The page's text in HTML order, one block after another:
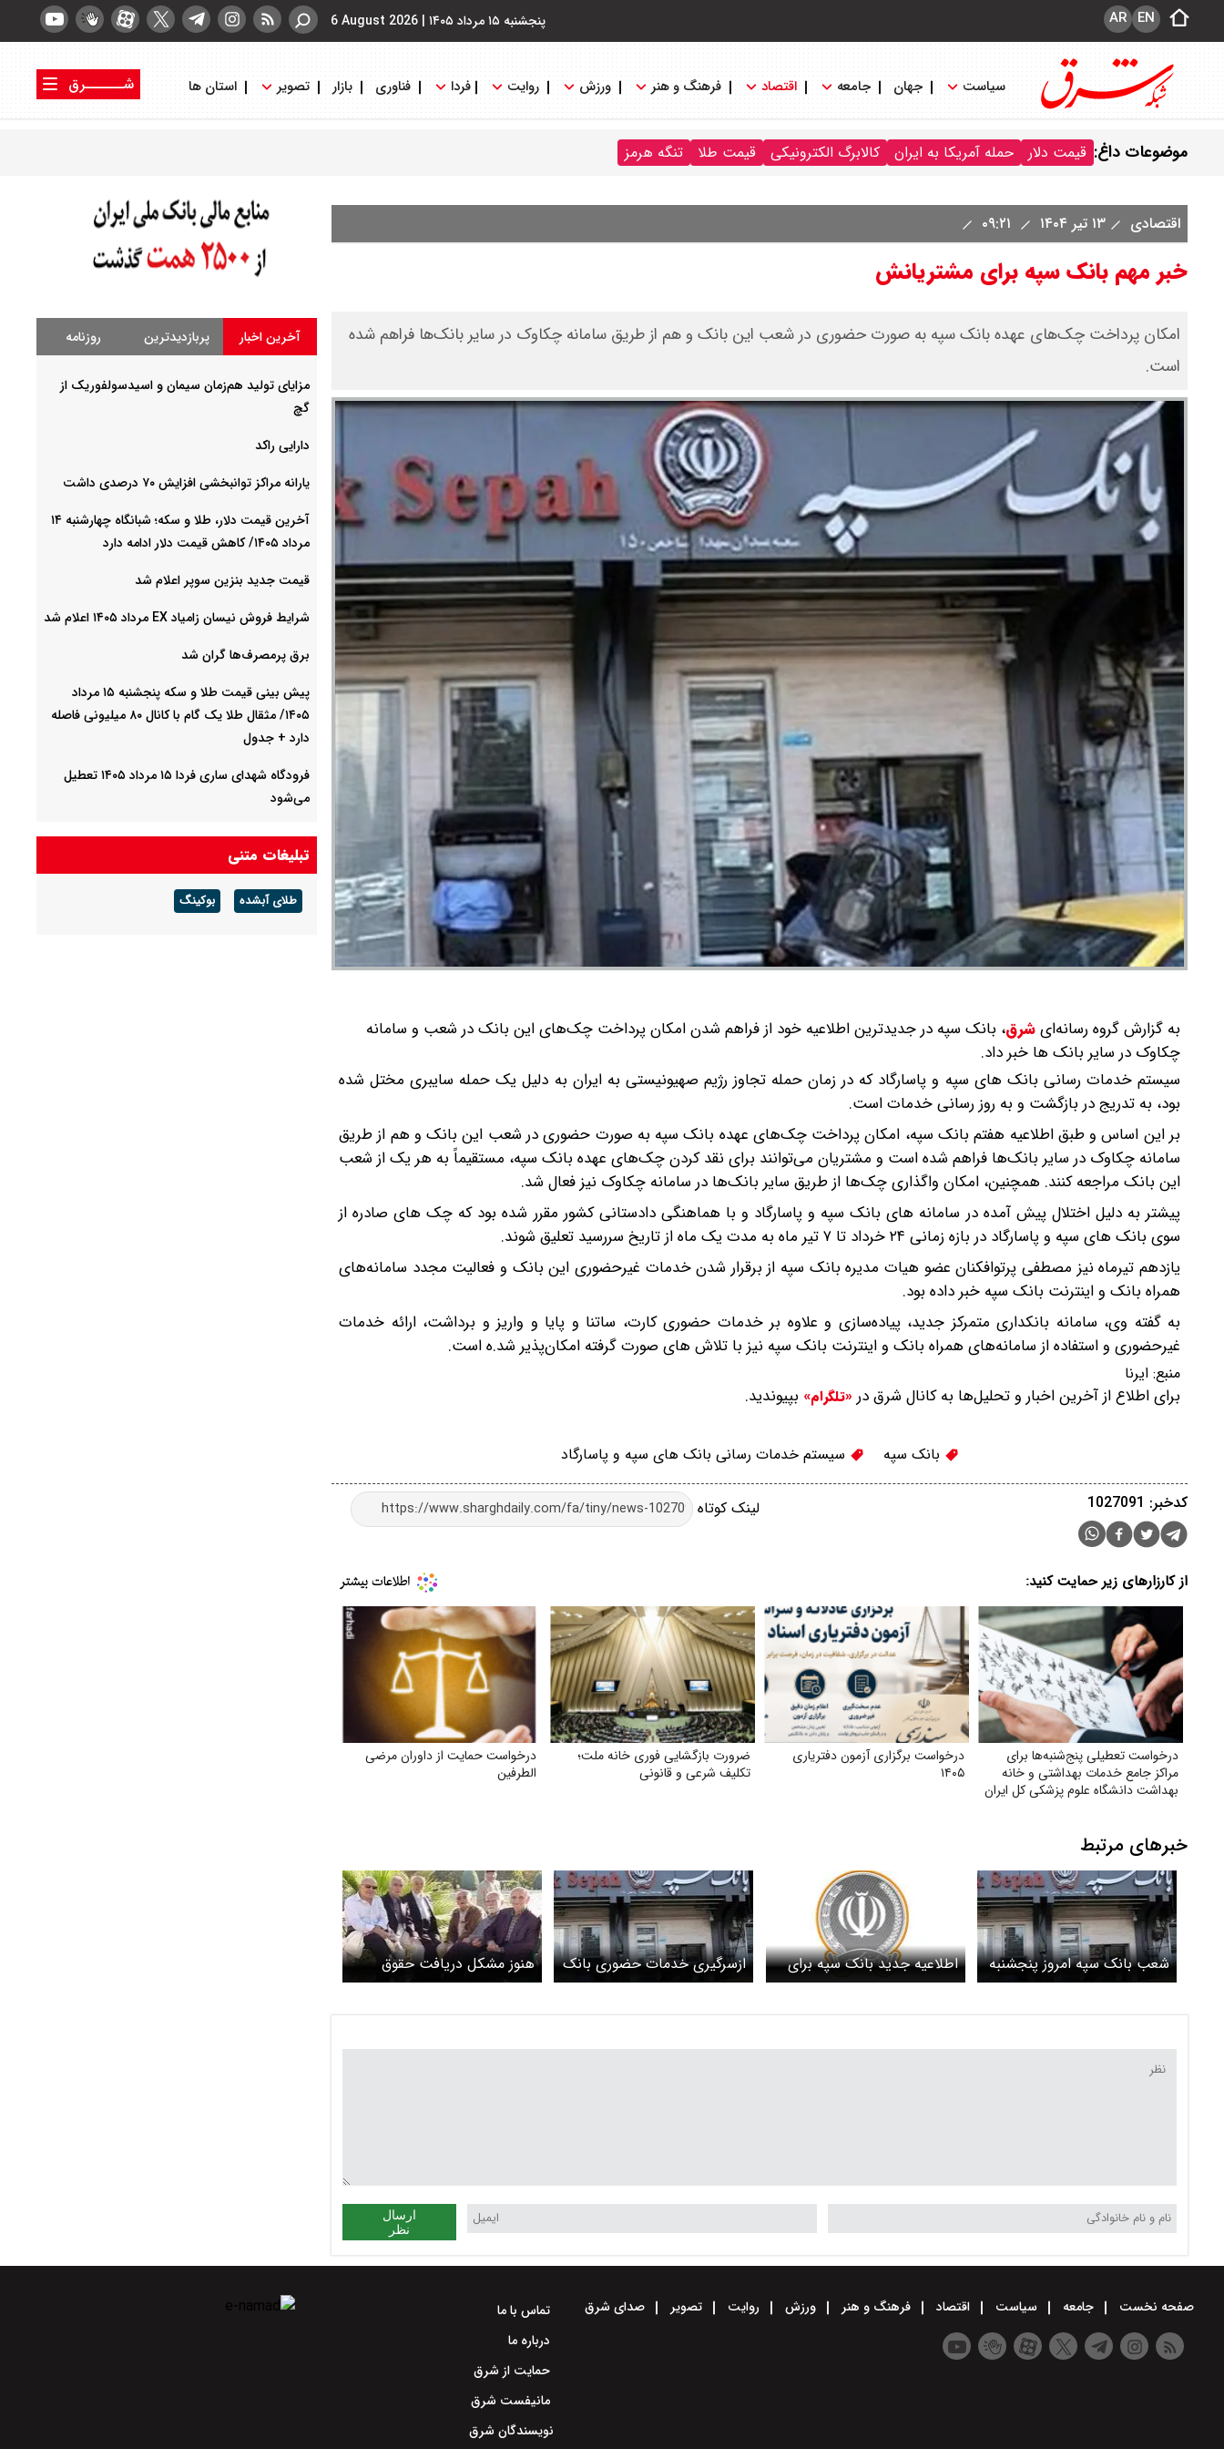
پنجشنبه ۱۵ مرداد ۱۴۰۵ |
6 August 2026 EN
AR
سیاست جهان جامعه اقتصاد فرهنگ و هنر ورزش روایت فردا فناوری بازار تصویر استان ها
شــــــرق
موضوعات داغ: قیمت دلار حمله آمریکا به ایران کالابرگ الکترونیکی قیمت طلا تنگه هرمز
اقتصادی ۱۳ تیر ۱۴۰۴
خبر مهم بانک سپه برای مشتریانش
امکان پرداخت چک‌های عهده بانک سپه به‌ صورت حضوری در شعب این بانک و هم از طریق سامانه چکاوک در سایر بانک‌ها فراهم شده
است.
به گزارش گروه رسانه‌ایشرق، بانک سپه در جدیدترین اطلاعیه خود از فراهم شدن امکان پرداخت چک‌های این بانک در شعب و سامانه
چکاوک در سایر بانک ها خبر داد.
سیستم خدمات رسانی بانک های سپه و پاسارگاد که در زمان حمله تجاوز رژیم صهیونیستی به ایران به دلیل یک حمله سایبری مختل شده
بود، به تدریج در بازگشت و به روز رسانی خدمات است.
بر این اساس و طبق اطلاعیه هفتم بانک سپه، امکان پرداخت چک‌های عهده بانک سپه به‌ صورت حضوری در شعب این بانک و هم از طریق
سامانه چکاوک در سایر بانک‌ها فراهم شده است و مشتریان می‌توانند برای نقد کردن چک‌های عهده بانک سپه، مستقیماً به هر یک از شعب
این بانک مراجعه کنند. همچنین، امکان واگذاری چک‌ها از طریق سایر بانک‌ها در سامانه چکاوک نیز فعال شد.
پیشتر به دلیل اختلال پیش آمده در سامانه های بانک سپه و پاسارگاد و با هماهنگی دادستانی کشور مقرر شده بود که چک های صادره از
سوی بانک های سپه و پاسارگاد در بازه زمانی ۲۴ خرداد تا ۷ تیر ماه به مدت یک ماه از تاریخ سررسید تعلیق شوند.
یازدهم تیرماه نیز مصطفی پرتوافکنان عضو هیات مدیره بانک سپه از برقرار شدن خدمات غیرحضوری این بانک و فعالیت مجدد سامانه‌های
همراه ‌بانک و اینترنت بانک سپه خبر داده بود.
به گفته وی، سامانه بانکداری متمرکز جدید، پیاده‌سازی و علاوه بر خدمات حضوری کارت، ساتنا و پایا و واریز و برداشت، ارائه خدمات
غیرحضوری و استفاده از سامانه‌های همراه‌ بانک و اینترنت بانک سپه نیز با تلاش های صورت گرفته امکان‌پذیر شد.ه است.
منبع: ایرنا
برای اطلاع از آخرین اخبار و تحلیل‌ها به کانال شرق در «تلگرام» بپیوندید.
بانک سپه سیستم خدمات رسانی بانک های سپه و پاسارگاد
لینک کوتاه کدخبر: 1027091
از کارزارهای زیر حمایت کنید:
درخواست تعطیلی پنج‌شنبه‌ها برای
مراکز جامع خدمات بهداشتی و خانه
بهداشت دانشگاه علوم پزشکی کل ایران
درخواست برگزاری آزمون دفتریاری
۱۴۰۵
ضرورت بازگشایی فوری خانه ملت؛
تکلیف شرعی و قانونی
درخواست حمایت از داوران مرضی
الطرفین
خبرهای مرتبط
شعب بانک سپه امروز پنجشنبه
۱۲ تیرماه ۱۴۰۴ فعال است؟
اطلاعیه جدید بانک سپه برای
مشتریان
ازسرگیری خدمات حضوری بانک
سپه/ واریز حقوق و مزایای
هنوز مشکل دریافت حقوق
پابرجاست
ارسال
نظر
آخرین اخبار پربازدیدترین روزنامه
مزایای تولید هم‌زمان سیمان و اسیدسولفوریک از
گچ
دارایی راکد
یارانه مراکز توانبخشی افزایش ۷۰ درصدی داشت
آخرین قیمت دلار، طلا و سکه؛ شبانگاه چهارشنبه ۱۴
مرداد ۱۴۰۵/ کاهش قیمت دلار ادامه دارد
قیمت جدید بنزین سوپر اعلام شد
شرایط فروش نیسان زامیاد EX مرداد ۱۴۰۵ اعلام شد
برق پرمصرف‌ها گران شد
پیش‌ بینی قیمت طلا و سکه پنجشنبه ۱۵ مرداد
۱۴۰۵/ مثقال طلا یک گام با کانال ۸۰ میلیونی فاصله
دارد + جدول
فرودگاه شهدای ساری فردا ۱۵ مرداد ۱۴۰۵ تعطیل
می‌شود
ارزش سهام عدالت امروز چهارشنبه ۱۴ مرداد ۱۴۰۵
چقدر شد؟+ جدول
تبلیغات متنی
طلای آبشده بوکینگ
صفحه نخست جامعه سیاست اقتصاد فرهنگ و هنر ورزش روایت تصویر صدای شرق
تماس با ما
درباره ما
حمایت از شرق
مانیفست شرق
نویسندگان شرق